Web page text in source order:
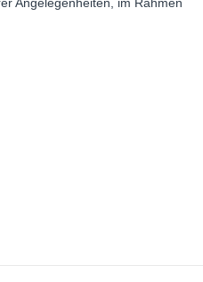
Angelegenheiten, im Rahmen